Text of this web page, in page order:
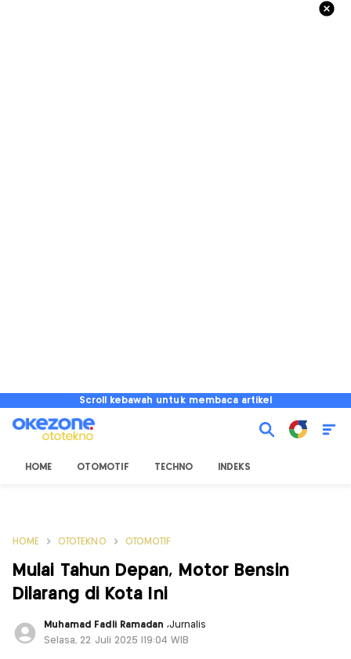
Scroll kebawah untuk membaca artikel
HOME OTOMOTIF TECHNO INDEKS
HOME OTOTEKNO OTOMOTIF
Mulai Tahun Depan, Motor Bensin
Dilarang di Kota Ini
Muhamad Fadli Ramadan,Jurnalis
Selasa, 22 Juli 2025 |19:04 WIB